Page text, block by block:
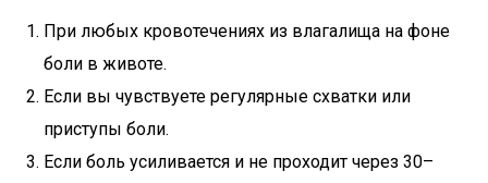
При любых кровотечениях из влагалища на фоне
боли в животе.
Если вы чувствуете регулярные схватки или
приступы боли.
Если боль усиливается и не проходит через 30–